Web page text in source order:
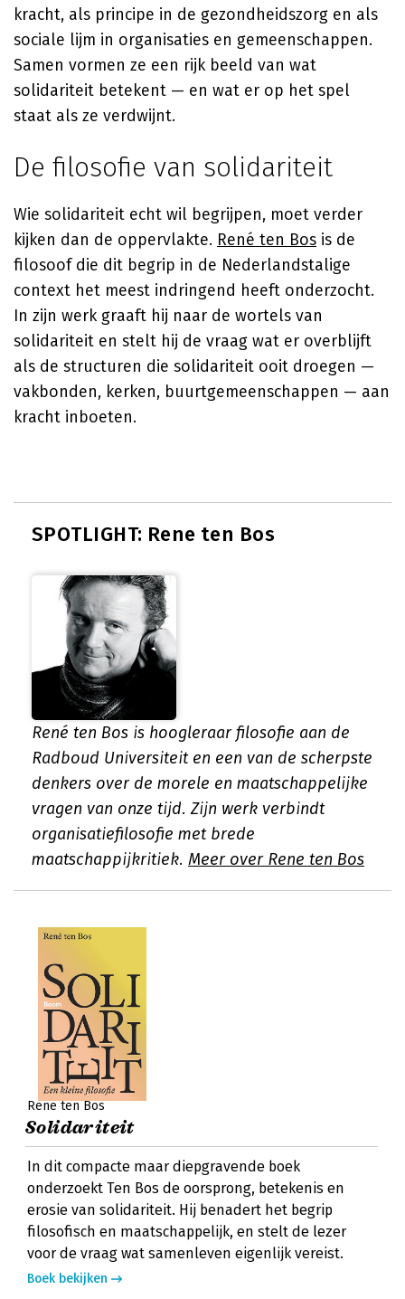
kracht, als principe in de gezondheidszorg en als
sociale lijm in organisaties en gemeenschappen.
Samen vormen ze een rijk beeld van wat
solidariteit betekent — en wat er op het spel
staat als ze verdwijnt.
De filosofie van solidariteit
Wie solidariteit echt wil begrijpen, moet verder
kijken dan de oppervlakte. René ten Bos is de
filosoof die dit begrip in de Nederlandstalige
context het meest indringend heeft onderzocht.
In zijn werk graaft hij naar de wortels van
solidariteit en stelt hij de vraag wat er overblijft
als de structuren die solidariteit ooit droegen —
vakbonden, kerken, buurtgemeenschappen — aan
kracht inboeten.
SPOTLIGHT: Rene ten Bos
René ten Bos is hoogleraar filosofie aan de
Radboud Universiteit en een van de scherpste
denkers over de morele en maatschappelijke
vragen van onze tijd. Zijn werk verbindt
organisatiefilosofie met brede
maatschappijkritiek. Meer over Rene ten Bos
Rene ten Bos
Solidariteit
In dit compacte maar diepgravende boek
onderzoekt Ten Bos de oorsprong, betekenis en
erosie van solidariteit. Hij benadert het begrip
filosofisch en maatschappelijk, en stelt de lezer
voor de vraag wat samenleven eigenlijk vereist.
Boek bekijken